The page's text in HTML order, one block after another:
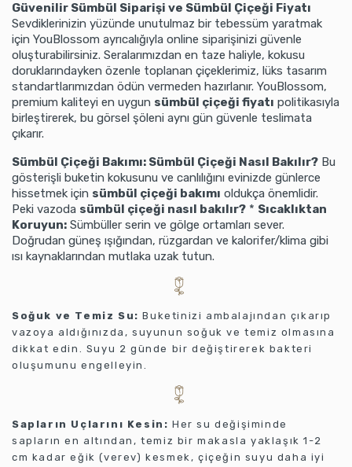
Güvenilir Sümbül Siparişi ve Sümbül Çiçeği Fiyatı
Sevdiklerinizin yüzünde unutulmaz bir tebessüm yaratmak
için YouBlossom ayrıcalığıyla online siparişinizi güvenle
oluşturabilirsiniz. Seralarımızdan en taze haliyle, kokusu
doruklarındayken özenle toplanan çiçeklerimiz, lüks tasarım
standartlarımızdan ödün vermeden hazırlanır. YouBlossom,
premium kaliteyi en uygun sümbül çiçeği fiyatı politikasıyla
birleştirerek, bu görsel şöleni aynı gün güvenle teslimata
çıkarır.
Sümbül Çiçeği Bakımı: Sümbül Çiçeği Nasıl Bakılır? Bu
gösterişli buketin kokusunu ve canlılığını evinizde günlerce
hissetmek için sümbül çiçeği bakımı oldukça önemlidir.
Peki vazoda sümbül çiçeği nasıl bakılır? * Sıcaklıktan
Koruyun: Sümbüller serin ve gölge ortamları sever.
Doğrudan güneş ışığından, rüzgardan ve kalorifer/klima gibi
ısı kaynaklarından mutlaka uzak tutun.
Soğuk ve Temiz Su: Buketinizi ambalajından çıkarıp
vazoya aldığınızda, suyunun soğuk ve temiz olmasına
dikkat edin. Suyu 2 günde bir değiştirerek bakteri
oluşumunu engelleyin.
Sapların Uçlarını Kesin: Her su değişiminde
sapların en altından, temiz bir makasla yaklaşık 1-2
cm kadar eğik (verev) kesmek, çiçeğin suyu daha iyi